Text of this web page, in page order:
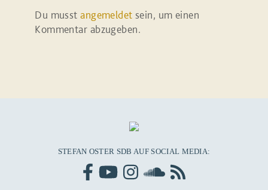
Du musstangemeldet sein, um einen
Kommentar abzugeben.
STEFAN OSTER SDB AUF SOCIAL MEDIA: